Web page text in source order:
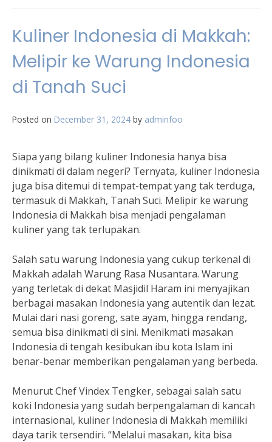
Kuliner Indonesia di Makkah:
Melipir ke Warung Indonesia
di Tanah Suci
Posted on December 31, 2024 by adminfoo
Siapa yang bilang kuliner Indonesia hanya bisa
dinikmati di dalam negeri? Ternyata, kuliner Indonesia
juga bisa ditemui di tempat-tempat yang tak terduga,
termasuk di Makkah, Tanah Suci. Melipir ke warung
Indonesia di Makkah bisa menjadi pengalaman
kuliner yang tak terlupakan.
Salah satu warung Indonesia yang cukup terkenal di
Makkah adalah Warung Rasa Nusantara. Warung
yang terletak di dekat Masjidil Haram ini menyajikan
berbagai masakan Indonesia yang autentik dan lezat.
Mulai dari nasi goreng, sate ayam, hingga rendang,
semua bisa dinikmati di sini. Menikmati masakan
Indonesia di tengah kesibukan ibu kota Islam ini
benar-benar memberikan pengalaman yang berbeda.
Menurut Chef Vindex Tengker, sebagai salah satu
koki Indonesia yang sudah berpengalaman di kancah
internasional, kuliner Indonesia di Makkah memiliki
daya tarik tersendiri. “Melalui masakan, kita bisa